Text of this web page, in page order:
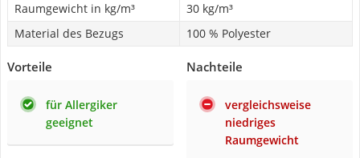
Raumgewicht in kg/m³
30 kg/m³
Material des Bezugs
100 % Polyester
Vorteile
für Allergiker
geeignet
Nachteile
vergleichsweise
niedriges
Raumgewicht